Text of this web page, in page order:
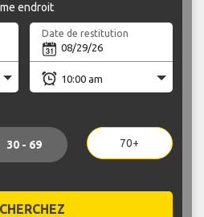
endroit
Date de restitution
30 - 69 70+